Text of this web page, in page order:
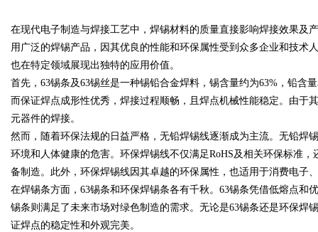
uz
在现代电子制造与焊接工艺中，焊锡材料的质量直接影响焊接效果及
用广泛的焊锡产品，因其优良的性能和环保属性受到众多企业和技术
也在特定领域展现出独特的应用价值。
首先，63锡条及63锡丝是一种锡铅合金焊料，锡含量约为63%，铅含
而保证焊点成形性优秀，焊接过程顺畅，且焊点机械性能稳定。由于
元器件的焊接。
然而，随着环保法规的日益严格，无铅焊锡线逐渐成为主流。无铅焊
环境和人体健康的危害。环保焊锡线不仅满足RoHS及相关环保标准
备制造。此外，环保焊锡线因其卓越的环保属性，也适用于消费电子
在焊锡条方面，63锡条和环保焊锡条各有千秋。63锡条凭借低熔点
锡条则满足了未来市场对绿色制造的需求。无论是63锡条还是环保焊
证焊点的稳定性和外观完美。
发展趋势